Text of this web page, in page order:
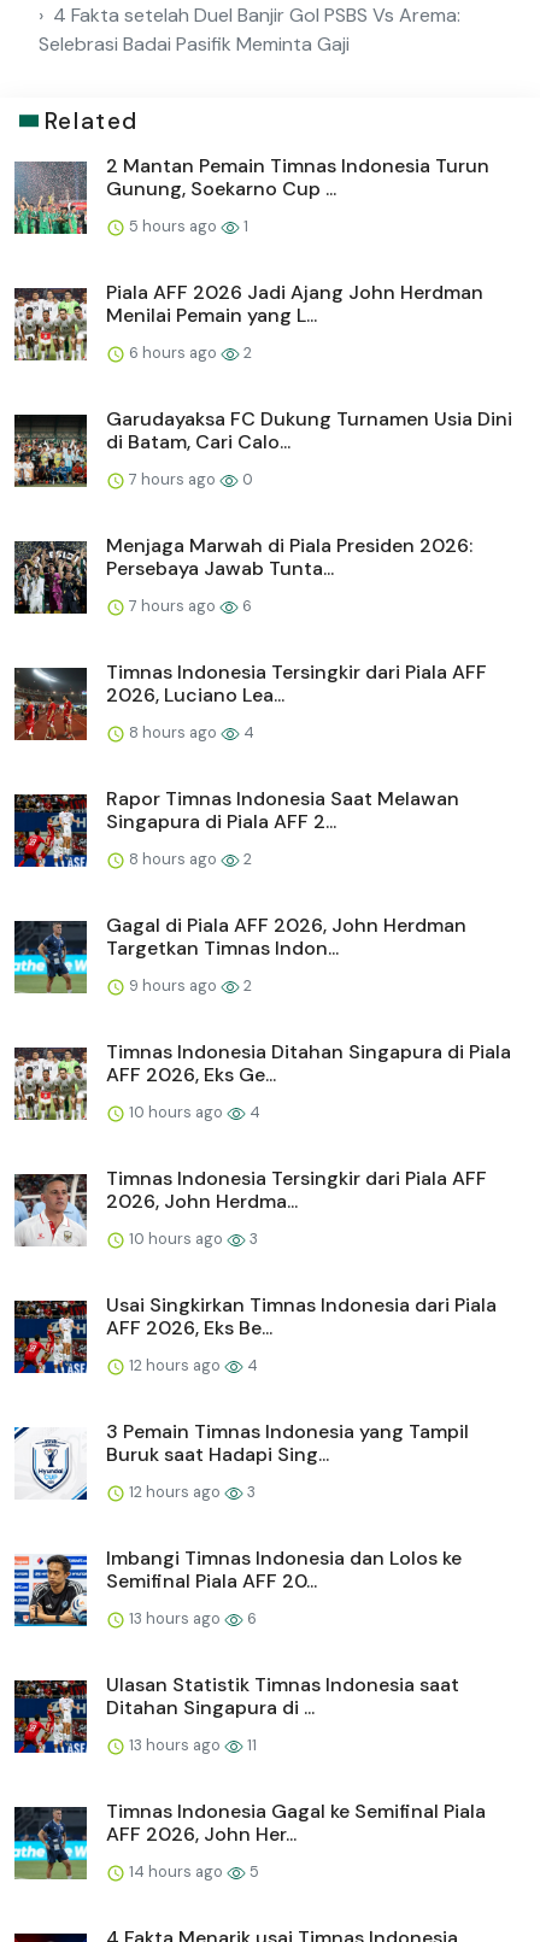
4 Fakta setelah Duel Banjir Gol PSBS Vs Arema:
Selebrasi Badai Pasifik Meminta Gaji
Related
2 Mantan Pemain Timnas Indonesia Turun
Gunung, Soekarno Cup ...
5 hours ago 1
Piala AFF 2026 Jadi Ajang John Herdman
Menilai Pemain yang L...
6 hours ago 2
Garudayaksa FC Dukung Turnamen Usia Dini
di Batam, Cari Calo...
7 hours ago 0
Menjaga Marwah di Piala Presiden 2026:
Persebaya Jawab Tunta...
7 hours ago 6
Timnas Indonesia Tersingkir dari Piala AFF
2026, Luciano Lea...
8 hours ago 4
Rapor Timnas Indonesia Saat Melawan
Singapura di Piala AFF 2...
8 hours ago 2
Gagal di Piala AFF 2026, John Herdman
Targetkan Timnas Indon...
9 hours ago 2
Timnas Indonesia Ditahan Singapura di Piala
AFF 2026, Eks Ge...
10 hours ago 4
Timnas Indonesia Tersingkir dari Piala AFF
2026, John Herdma...
10 hours ago 3
Usai Singkirkan Timnas Indonesia dari Piala
AFF 2026, Eks Be...
12 hours ago 4
3 Pemain Timnas Indonesia yang Tampil
Buruk saat Hadapi Sing...
12 hours ago 3
Imbangi Timnas Indonesia dan Lolos ke
Semifinal Piala AFF 20...
13 hours ago 6
Ulasan Statistik Timnas Indonesia saat
Ditahan Singapura di ...
13 hours ago 11
Timnas Indonesia Gagal ke Semifinal Piala
AFF 2026, John Her...
14 hours ago 5